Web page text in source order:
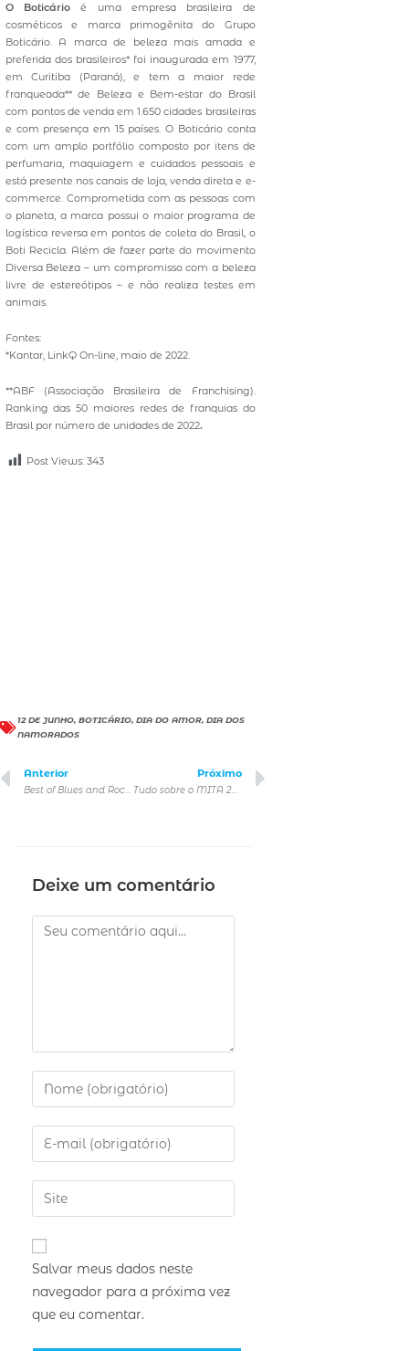
O Boticárioé uma empresa brasileira de
cosméticos e marca primogênita do Grupo
Boticário. A marca de beleza mais amada e
preferida dos brasileiros* foi inaugurada em 1977,
em Curitiba (Paraná), e tem a maior rede
franqueada** de Beleza e Bem-estar do Brasil
com pontos de venda em 1.650 cidades brasileiras
e com presença em 15 países. O Boticário conta
com um amplo portfólio composto por itens de
perfumaria, maquiagem e cuidados pessoais e
está presente nos canais de loja, venda direta e e-
commerce. Comprometida com as pessoas com
o planeta, a marca possui o maior programa de
logística reversa em pontos de coleta do Brasil, o
Boti Recicla. Além de fazer parte do movimento
Diversa Beleza – um compromisso com a beleza
livre de estereótipos – e não realiza testes em
animais.
Fontes:
*Kantar, LinkQ On-line, maio de 2022.
**ABF (Associação Brasileira de Franchising).
Ranking das 50 maiores redes de franquias do
Brasil por número de unidades de 2022.
Post Views: 343
12 DE JUNHO, BOTICÁRIO, DIA DO AMOR, DIA DOS
NAMORADOS
Anterior Próximo
Tudo sobre o MITA 2023 em São Paulo
Deixe um comentário
Salvar meus dados neste
navegador para a próxima vez
que eu comentar.